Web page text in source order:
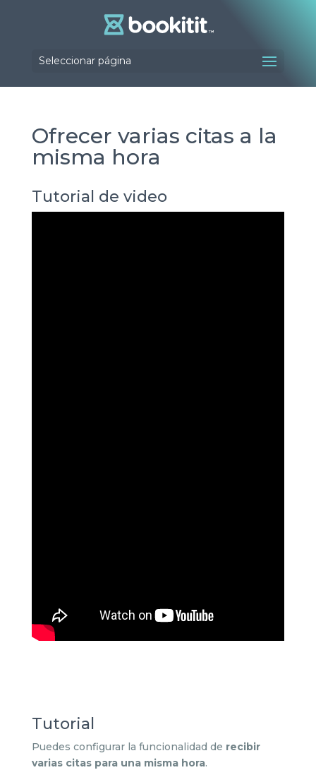
Seleccionar página
Ofrecer varias citas a la
misma hora
Tutorial de video
Tutorial
Puedes configurar la funcionalidad de recibir
varias citas para una misma hora.